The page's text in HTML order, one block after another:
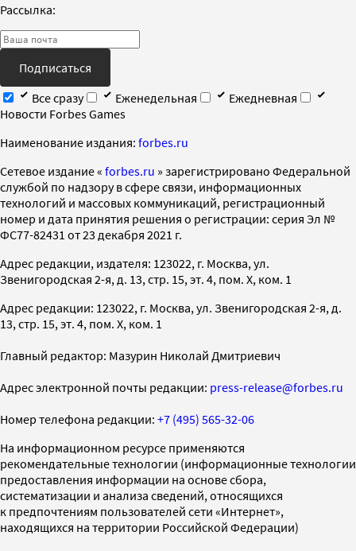
Рассылка:
Подписаться
Все сразу
Еженедельная
Ежедневная
Новости Forbes Games
Наименование издания: forbes.ru
Cетевое издание « forbes.ru » зарегистрировано Федеральной
службой по надзору в сфере связи, информационных
технологий и массовых коммуникаций, регистрационный
номер и дата принятия решения о регистрации: серия Эл №
ФС77-82431 от 23 декабря 2021 г.
Адрес редакции, издателя: 123022, г. Москва, ул.
Звенигородская 2-я, д. 13, стр. 15, эт. 4, пом. X, ком. 1
Адрес редакции: 123022, г. Москва, ул. Звенигородская 2-я, д.
13, стр. 15, эт. 4, пом. X, ком. 1
Главный редактор: Мазурин Николай Дмитриевич
Адрес электронной почты редакции: press-release@forbes.ru
Номер телефона редакции: +7 (495) 565-32-06
На информационном ресурсе применяются
рекомендательные технологии (информационные технологии
предоставления информации на основе сбора,
систематизации и анализа сведений, относящихся
к предпочтениям пользователей сети «Интернет»,
находящихся на территории Российской Федерации)